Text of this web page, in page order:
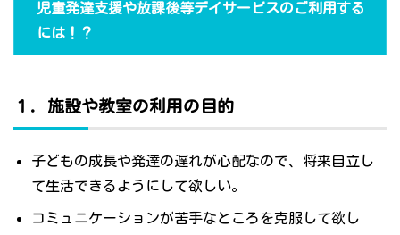
児童発達支援や放課後等デイサービスのご利用する
には！？
１．施設や教室の利用の目的
子どもの成長や発達の遅れが心配なので、将来自立し
て生活できるようにして欲しい。
コミュニケーションが苦手なところを克服して欲し